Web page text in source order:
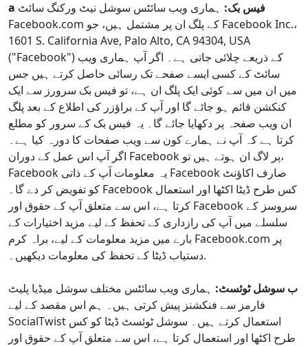
a فیس بک: ہماری ویب سائٹس سوشل نیٹ ورکنگ سائٹ
Facebook.com کے پلگ ان پر مشتمل ہیں، جو Facebook Inc.،
1601 S. California Ave, Palo Alto, CA 94304, USA
("Facebook") کے ذریعے چلائی جاتی ہے۔ اگر آپ ہماری ویب
سائٹ کے کسی ایسے صفحے تک رسائی حاصل کرتے ہیں جس
میں ان میں سے کوئی ایک پلگ ان ہے، تو فیس بک سرورز سے ایک
کنکشن قائم ہو جائے گا اور آپ کے براؤزر کی اطلاع کے بعد پلگ
ان ویب صفحہ پر دکھایا جائے گا۔ یہ فیس بک کے سرور کو مطلع
کرتا ہے کہ آپ نے ہمارے کون سے ویب صفحات کا دورہ کیا ہے۔
اگر آپ اس عمل کے دوران Facebook پر لاگ ان ہوتے ہیں تو،
Facebook یہ معلومات آپ کے ذاتی Facebook صارف اکاؤنٹ
کو تفویض کر دے گا۔ Facebook کس طرح ڈیٹا اکٹھا اور استعمال
کرتا ہے، اس سے متعلق آپ کے حقوق اور Facebook سروسز کے
سلسلے میں آپ کی رازداری کے تحفظ کے لیے مزید اختیارات کے
بارے میں مزید معلومات کے لیے، براہ کرم Facebook.com پر
دستیاب ڈیٹا کے تحفظ کی معلومات دیکھیں۔.
ب سوشل ٹوئسٹ: ہماری ویب سائٹس مختلف سوشل میڈیا پلیٹ
فارمز سے فنکشنز پیش کرتی ہیں۔ ہم اس مقصد کے لیے
SocialTwist استعمال کرتے ہیں۔ سوشل ٹوئسٹ ڈیٹا کو کس
طرح اکٹھا اور استعمال کرتا ہے، اس سے متعلق آپ کے حقوق اور